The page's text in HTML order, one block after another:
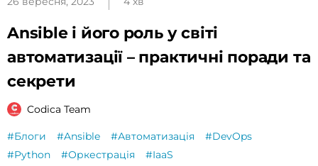
Ansible і його роль у світі
автоматизації – практичні поради та
секрети
Codica Team
#Блоги #Ansible #Автоматизація
#DevOps
#Python
#Оркестрація
#IaaS